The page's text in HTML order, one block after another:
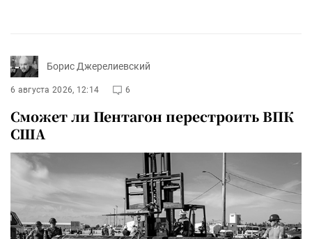
Борис Джерелиевский
6 августа 2026, 12:14 6
Сможет ли Пентагон перестроить ВПК
США